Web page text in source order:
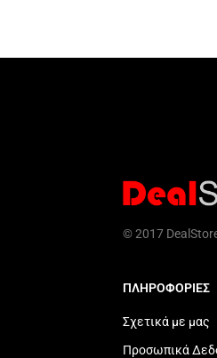
© 2017
ΠΛΗΡΟΦΟΡΙΕΣ
Σχετικά με μας
Προσωπικά